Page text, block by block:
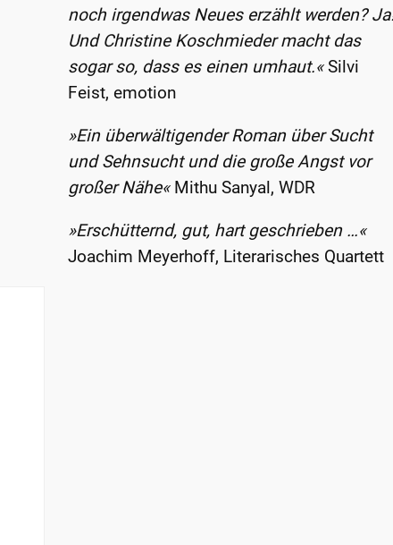
noch irgendwas Neues erzählt werden?
Und Christine Koschmieder macht das
sogar so, dass es einen umhaut.«Silvi
Feist, emotion
»Ein überwältigender Roman über Sucht
und Sehnsucht und die große Angst vor
großer Nähe«Mithu Sanyal, WDR
»Erschütternd, gut, hart geschrieben …«
Joachim Meyerhoff, Literarisches Quartett